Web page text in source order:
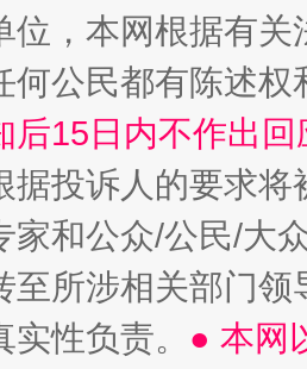
的艺术幻境
位，本网根据有
何公民都有陈述
后15日内不作出
据投诉人的要求将
家和公众/公民/大
至所涉相关部门
性负责。 ● 本网